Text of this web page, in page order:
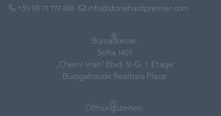
+35 98 77 777 888
info@stonehardpremier.com
Büroadresse:
Sofia 1407
„Cherni Vrah“ Blvd. 51-G, 7. Etage
Bürogebäude Realtons Place
Öffnungszeiten: